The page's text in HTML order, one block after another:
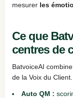
mesurer les
Ce que
centres de
BatvoiceAI
de la Voix du Client.
Auto QM :